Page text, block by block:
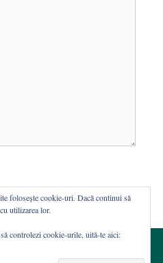
folosește cookie-uri. Dacă continui să
utilizarea lor.
controlezi cookie-urile, uită-te aici: